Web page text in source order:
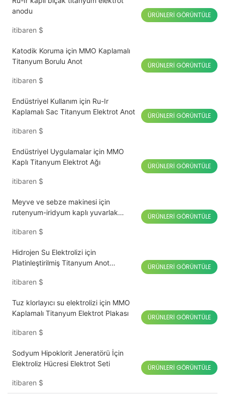
anodu
itibaren $
ÜRÜNLERI GÖRÜNTÜLE
Katodik Koruma için MMO Kaplamalı
Titanyum Borulu Anot
itibaren $
ÜRÜNLERI GÖRÜNTÜLE
Endüstriyel Kullanım için Ru-Ir
Kaplamalı Sac Titanyum Elektrot Anot
itibaren $
ÜRÜNLERI GÖRÜNTÜLE
Endüstriyel Uygulamalar için MMO
Kaplı Titanyum Elektrot Ağı
itibaren $
ÜRÜNLERI GÖRÜNTÜLE
Meyve ve sebze makinesi için
rutenyum-iridyum kaplı yuvarlak
itibaren $
ÜRÜNLERI GÖRÜNTÜLE
Hidrojen Su Elektrolizi için
Platinleştirilmiş Titanyum Anot
itibaren $
ÜRÜNLERI GÖRÜNTÜLE
Tuz klorlayıcı su elektrolizi için MMO
Kaplamalı Titanyum Elektrot Plakası
itibaren $
ÜRÜNLERI GÖRÜNTÜLE
Sodyum Hipoklorit Jeneratörü İçin
Elektroliz Hücresi Elektrot Seti
itibaren $
ÜRÜNLERI GÖRÜNTÜLE